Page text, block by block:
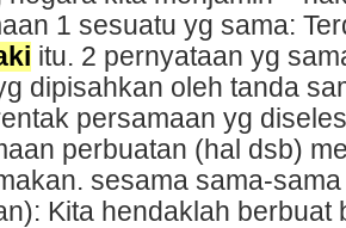
1 sesuatu yg sama:
itu. 2 pernyataan yg
dipisahkan oleh tanda
persamaan yg
perbuatan (hal dsb)
sesama sama-
Kita hendaklah berbuat